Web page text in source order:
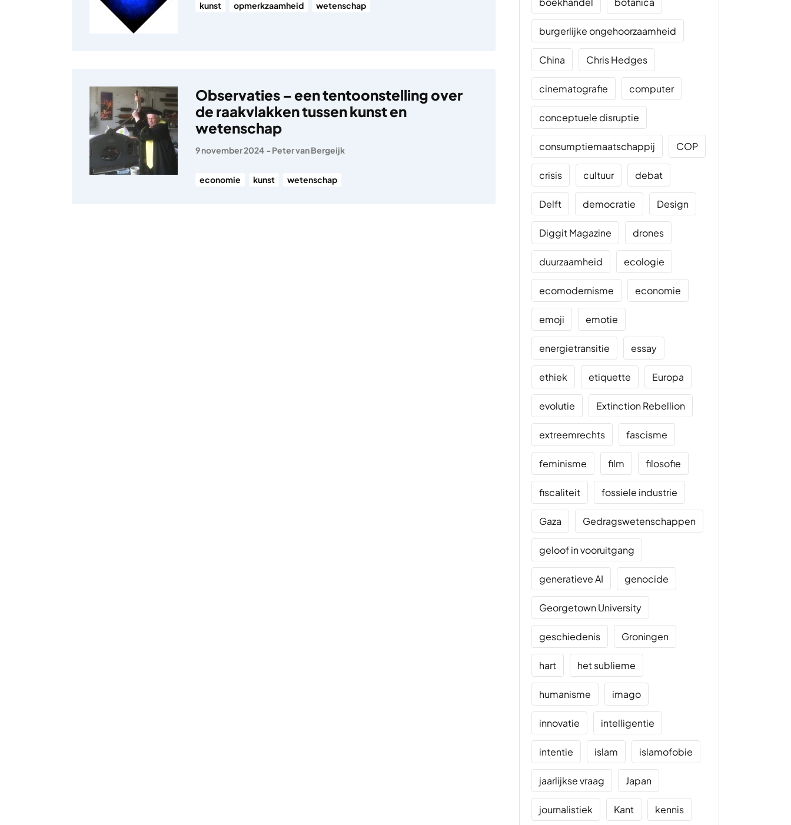
kunst opmerkzaamheid wetenschap
Observaties – een tentoonstelling over
de raakvlakken tussen kunst en
wetenschap
9 november 2024 -Peter van Bergeijk
economie kunst wetenschap
burgerlijke ongehoorzaamheid
China Chris Hedges
cinematografie computer
conceptuele disruptie
consumptiemaatschappij COP
crisis cultuur debat
Delft democratie Design
Diggit Magazine drones
duurzaamheid ecologie
ecomodernisme economie
emoji emotie
energietransitie essay
ethiek etiquette Europa
evolutie Extinction Rebellion
extreemrechts fascisme
feminisme film filosofie
fiscaliteit fossiele industrie
Gaza Gedragswetenschappen
geloof in vooruitgang
generatieve AI genocide
Georgetown University
geschiedenis Groningen
hart het sublieme
humanisme imago
innovatie intelligentie
intentie islam islamofobie
jaarlijkse vraag Japan
journalistiek Kant kennis